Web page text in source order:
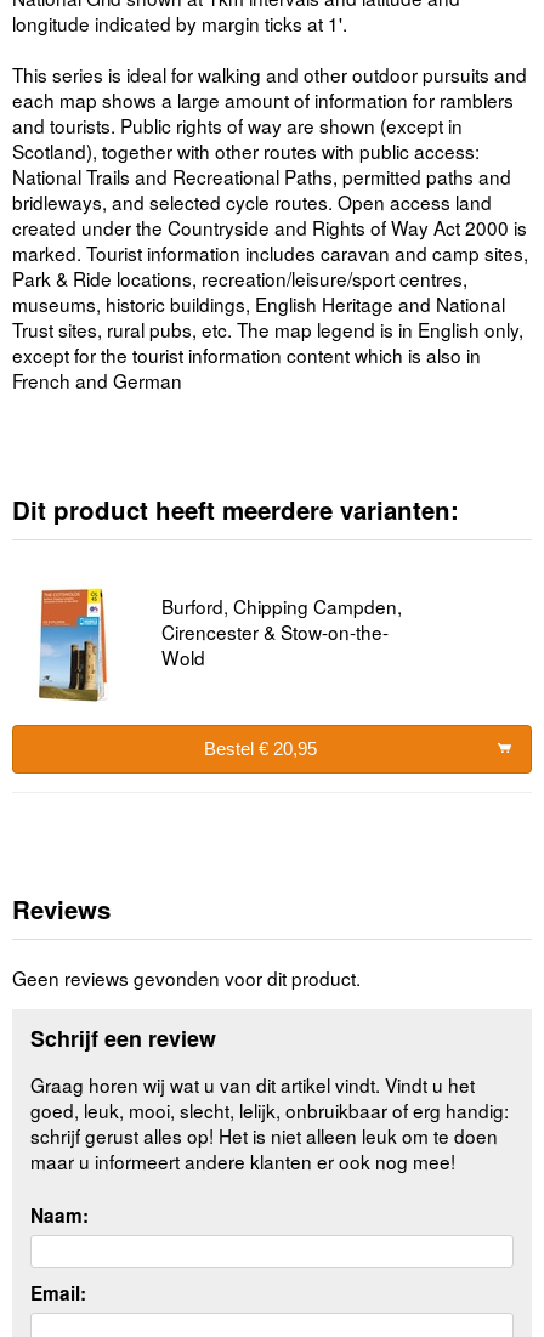
longitude indicated by margin ticks at 1'.
This series is ideal for walking and other outdoor pursuits and
each map shows a large amount of information for ramblers
and tourists. Public rights of way are shown (except in
Scotland), together with other routes with public access:
National Trails and Recreational Paths, permitted paths and
bridleways, and selected cycle routes. Open access land
created under the Countryside and Rights of Way Act 2000 is
marked. Tourist information includes caravan and camp sites,
Park & Ride locations, recreation/leisure/sport centres,
museums, historic buildings, English Heritage and National
Trust sites, rural pubs, etc. The map legend is in English only,
except for the tourist information content which is also in
French and German
Dit product heeft meerdere varianten:
Burford, Chipping Campden,
Cirencester & Stow-on-the-
Wold
Bestel € 20,95
Reviews
Geen reviews gevonden voor dit product.
Schrijf een review
Graag horen wij wat u van dit artikel vindt. Vindt u het
goed, leuk, mooi, slecht, lelijk, onbruikbaar of erg handig:
schrijf gerust alles op! Het is niet alleen leuk om te doen
maar u informeert andere klanten er ook nog mee!
Naam:
Email: